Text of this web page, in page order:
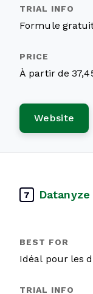
Formule
À partir de
Website
7 Datanyze
Idéal pour les